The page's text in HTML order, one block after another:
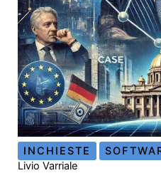
INCHIESTE
Livio Varriale